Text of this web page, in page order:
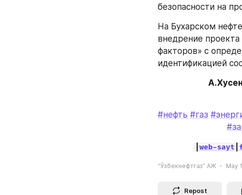
безопасности на
На Бухарском
внедрение
факторов» с
идентификацией
#нефть #газ
web-sayt
“Ўзбекнефтгаз” АЖ May
Repost